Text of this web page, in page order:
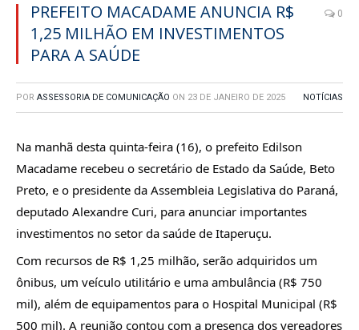
PREFEITO MACADAME ANUNCIA R$
1,25 MILHÃO EM INVESTIMENTOS
PARA A SAÚDE
0
POR ASSESSORIA DE COMUNICAÇÃO ON 23 DE JANEIRO DE 2025 NOTÍCIAS
Na manhã desta quinta-feira (16), o prefeito Edilson
Macadame recebeu o secretário de Estado da Saúde, Beto
Preto, e o presidente da Assembleia Legislativa do Paraná,
deputado Alexandre Curi, para anunciar importantes
investimentos no setor da saúde de Itaperuçu.
Com recursos de R$ 1,25 milhão, serão adquiridos um
ônibus, um veículo utilitário e uma ambulância (R$ 750
mil), além de equipamentos para o Hospital Municipal (R$
500 mil). A reunião contou com a presença dos vereadores